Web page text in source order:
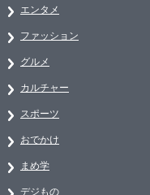
エンタメ
ファッション
グルメ
カルチャー
スポーツ
おでかけ
まめ学
デジもの